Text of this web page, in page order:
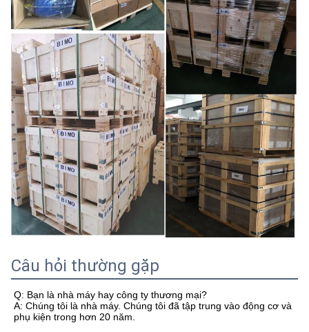
Câu hỏi thường gặp
Q: Bạn là nhà máy hay công ty thương mại?
A: Chúng tôi là nhà máy. Chúng tôi đã tập trung vào động cơ và
phụ kiện trong hơn 20 năm.